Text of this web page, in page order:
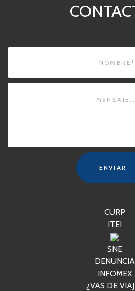
ENVIAR
CURP
ITEI
SNE
DENUNCIA
INFOMEX
¿VAS DE